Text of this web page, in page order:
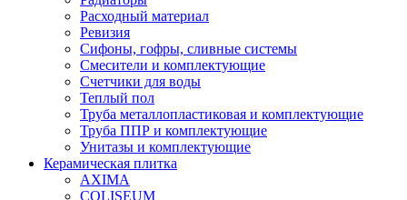
Расходный материал
Ревизия
Сифоны, гофры, сливные системы
Смесители и комплектующие
Счетчики для воды
Теплый пол
Труба металлопластиковая и комплектующие
Труба ППР и комплектующие
Унитазы и комплектующие
Керамическая плитка
AXIMA
COLISEUM